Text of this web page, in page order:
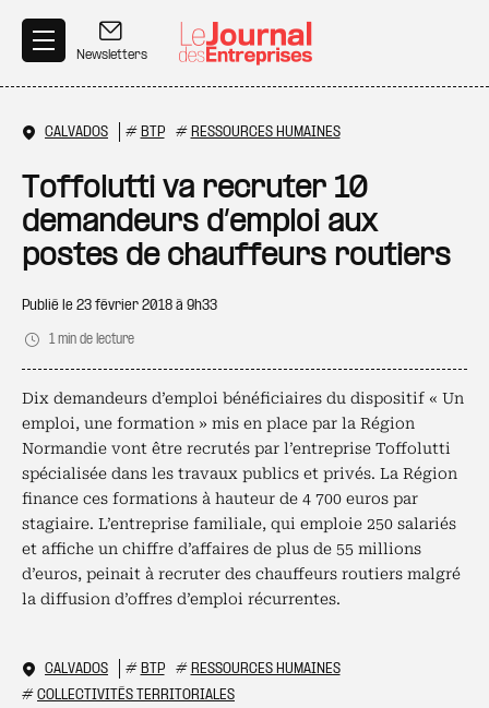
Newsletters
CALVADOS # BTP # RESSOURCES HUMAINES
Toffolutti va recruter 10
demandeurs d’emploi aux
postes de chauffeurs routiers
Publié le 23 février 2018 à 9h33
1 min de lecture
Dix demandeurs d’emploi bénéficiaires du dispositif « Un
emploi, une formation » mis en place par la Région
Normandie vont être recrutés par l’entreprise Toffolutti
spécialisée dans les travaux publics et privés. La Région
finance ces formations à hauteur de 4 700 euros par
stagiaire. L’entreprise familiale, qui emploie 250 salariés
et affiche un chiffre d’affaires de plus de 55 millions
d’euros, peinait à recruter des chauffeurs routiers malgré
la diffusion d’offres d’emploi récurrentes.
CALVADOS # BTP # RESSOURCES HUMAINES
# COLLECTIVITÉS TERRITORIALES